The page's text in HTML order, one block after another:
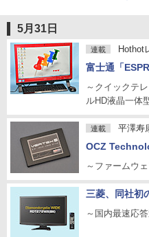
2006年 2005 年 2004年
2001年 2000
5月31日
連載 Hothot
富士通「
～クイックテ
ルHD液晶一体
連載 平澤寿
OCZ
～ファームウ
三菱、同社初
～国内最速応